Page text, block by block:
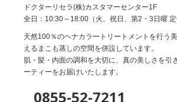
ドクターリセラ(株)カスタマーセンター1F
全日：10:30～18:00（火、祝日、第2・3日曜 定
天然100％のヘナカラートリートメントを行う
えるまこも蒸しの空間を併設しています。
肌・髪・内面の調和を大切に、真の美しさを引
ーティーをお届けいたします。
0855-52-7211